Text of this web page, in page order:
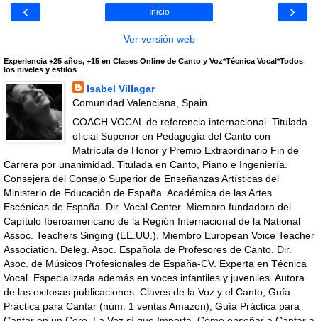
‹ ›
Inicio
Ver versión web
Experiencia +25 años, +15 en Clases Online de Canto y Voz*Técnica Vocal*Todos
los niveles y estilos
Isabel Villagar
Comunidad Valenciana, Spain
COACH VOCAL de referencia internacional. Titulada
oficial Superior en Pedagogía del Canto con
Matrícula de Honor y Premio Extraordinario Fin de
Carrera por unanimidad. Titulada en Canto, Piano e Ingeniería.
Consejera del Consejo Superior de Enseñanzas Artísticas del
Ministerio de Educación de España. Académica de las Artes
Escénicas de España. Dir. Vocal Center. Miembro fundadora del
Capítulo Iberoamericano de la Región Internacional de la National
Assoc. Teachers Singing (EE.UU.). Miembro European Voice Teacher
Association. Deleg. Asoc. Española de Profesores de Canto. Dir.
Asoc. de Músicos Profesionales de España-CV. Experta en Técnica
Vocal. Especializada además en voces infantiles y juveniles. Autora
de las exitosas publicaciones: Claves de la Voz y el Canto, Guía
Práctica para Cantar (núm. 1 ventas Amazon), Guía Práctica para